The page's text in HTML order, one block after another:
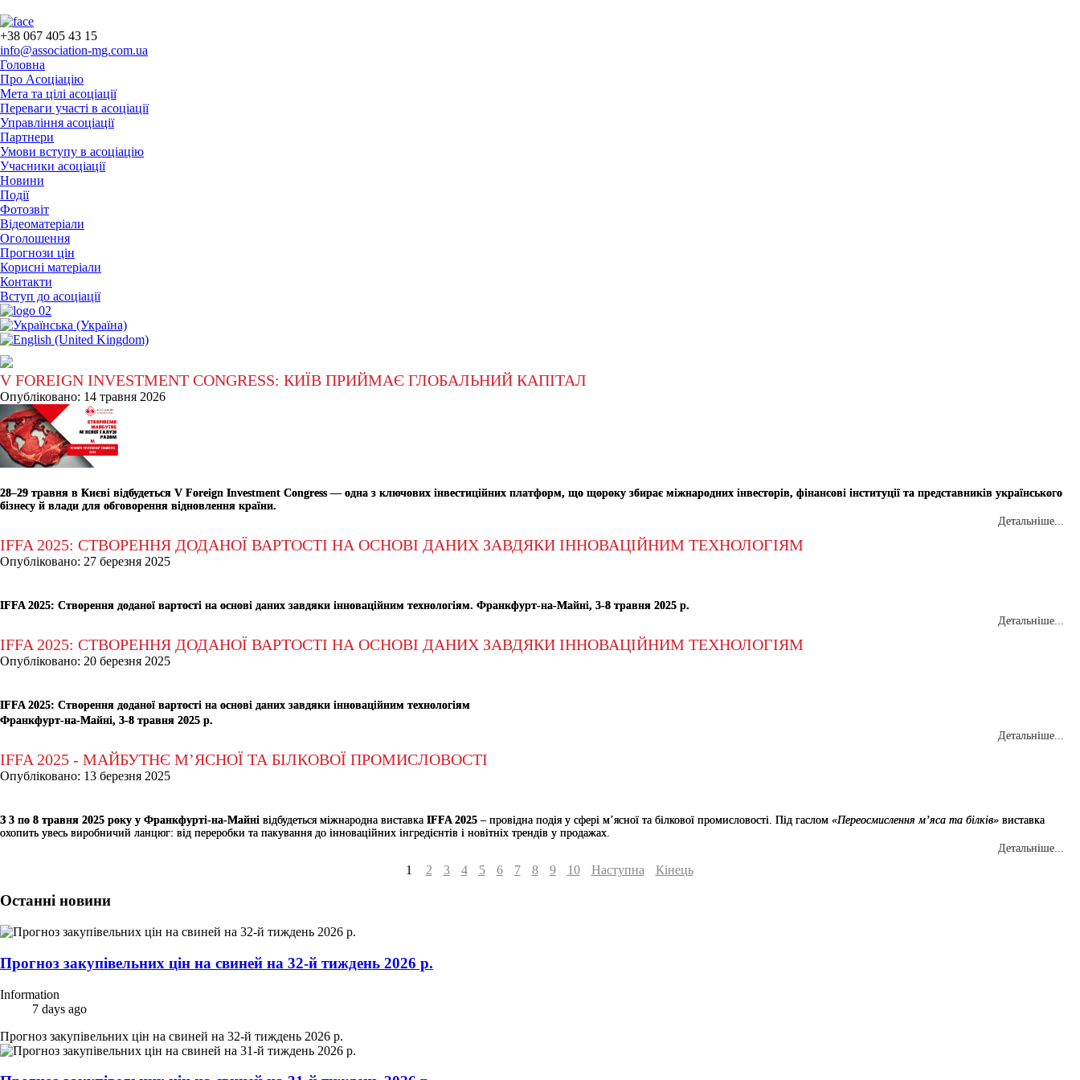
+38 067 405 43 15
info@association-mg.com.ua
Головна
Про Асоціацію
Мета та цілі асоціації
Переваги участі в асоціації
Управління асоціації
Партнери
Умови вступу в асоціацію
Учасники асоціації
Новини
Події
Фотозвіт
Відеоматеріали
Оголошення
Прогнози цін
Корисні матеріали
Контакти
Вступ до асоціації
V FOREIGN INVESTMENT CONGRESS: КИЇВ ПРИЙМАЄ ГЛОБАЛЬНИЙ КАПІТАЛ
Опубліковано: 14 травня 2026
28–29 травня в Києві відбудеться V Foreign Investment Congress — одна з ключових інвестиційних платформ, що щороку збирає міжнародних інвесторів, фінансові інституції та представників українського
бізнесу й влади для обговорення відновлення країни.
Детальніше...
IFFA 2025: СТВОРЕННЯ ДОДАНОЇ ВАРТОСТІ НА ОСНОВІ ДАНИХ ЗАВДЯКИ ІННОВАЦІЙНИМ ТЕХНОЛОГІЯМ
Опубліковано: 27 березня 2025
IFFA 2025: Створення доданої вартості на основі даних завдяки інноваційним технологіям. Франкфурт-на-Майні, 3-8 травня 2025 р.
Детальніше...
IFFA 2025: СТВОРЕННЯ ДОДАНОЇ ВАРТОСТІ НА ОСНОВІ ДАНИХ ЗАВДЯКИ ІННОВАЦІЙНИМ ТЕХНОЛОГІЯМ
Опубліковано: 20 березня 2025
IFFA 2025: Створення доданої вартості на основі даних завдяки інноваційним технологіям
Франкфурт-на-Майні, 3-8 травня 2025 р.
Детальніше...
IFFA 2025 - МАЙБУТНЄ М’ЯСНОЇ ТА БІЛКОВОЇ ПРОМИСЛОВОСТІ
Опубліковано: 13 березня 2025
З 3 по 8 травня 2025 року у Франкфурті-на-Майні відбудеться міжнародна виставка IFFA 2025 – провідна подія у сфері м’ясної та білкової промисловості. Під гаслом «Переосмислення м’яса та білків» виставка
охопить увесь виробничий ланцюг: від переробки та пакування до інноваційних інгредієнтів і новітніх трендів у продажах.
Детальніше...
1 2 3 4 5 6 7 8 9 10 Наступна Кінець
Останні новини
Прогноз закупівельних цін на свиней на 32-й тиждень 2026 р.
Information
7 days ago
Прогноз закупівельних цін на свиней на 32-й тиждень 2026 р.